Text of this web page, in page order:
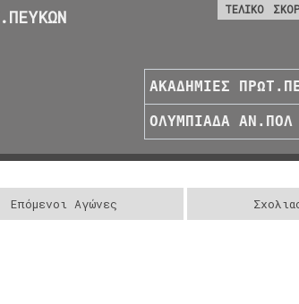
ΤΕΛΙΚΟ ΣΚΟΡ
ΑΚΑΔΗΜΙΕΣ
ΟΛΥΜΠΙΑΔΑ ΑΝ.ΠΟΛ
Επόμενοι Αγώνες